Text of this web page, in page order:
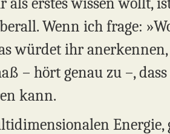
Wenn ich frage:
würdet ihr
– hört genau zu –,
kann.
Energie,